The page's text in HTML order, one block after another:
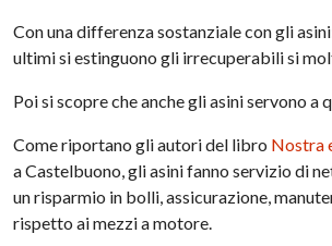
Con una differenza sostanziale con gli
ultimi si estinguono gli irrecuperabili si
Poi si scopre che anche gli asini servono a
Come riportano gli autori del libro Nostra
a Castelbuono, gli asini fanno servizio di
un risparmio in bolli, assicurazione,
rispetto ai mezzi a motore.